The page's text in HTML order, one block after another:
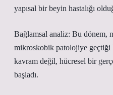
yapısal bir beyin hastalığı
Bağlamsal analiz: Bu dönem,
mikroskobik patolojiye geçtiği
kavram değil, hücresel bir
başladı.